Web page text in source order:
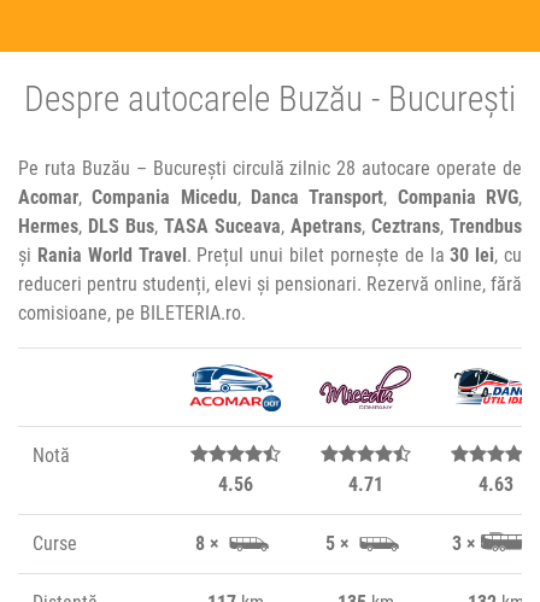
Despre autocarele Buzău - București
Pe ruta Buzău – București circulă zilnic 28 autocare operate de
Acomar,Compania Micedu, Danca Transport, Compania RVG,
Hermes, DLS Bus, TASA Suceava, Apetrans, Ceztrans, Trendbus
și Rania World Travel . Prețul unui bilet pornește de la30 lei, cu
reduceri pentru studenți, elevi și pensionari. Rezervă online, fără
comisioane, pe BILETERIA.ro.
Notă
4.56
4.71 4.63
Curse 8 × 5 × 3 ×